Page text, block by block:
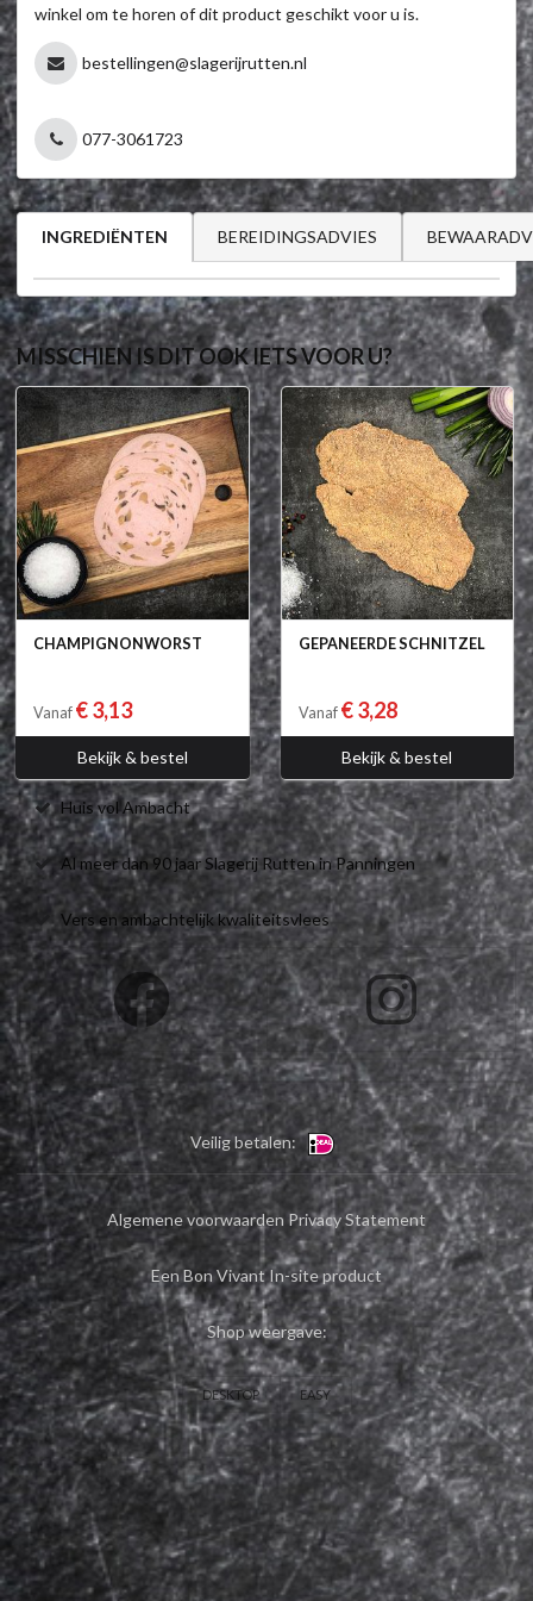
winkel om te horen of dit product geschikt voor u is.
bestellingen@slagerijrutten.nl
077-3061723
INGREDIËNTEN BEREIDINGSADVIES
MISSCHIEN IS DIT OOK IETS VOOR U?
CHAMPIGNONWORST
Vanaf € 3,13
Bekijk & bestel
GEPANEERDE SCHNITZEL
Vanaf € 3,28
Bekijk & bestel
Huis vol Ambacht
Al meer dan 90 jaar Slagerij Rutten in Panningen
Vers en ambachtelijk kwaliteitsvlees
Veilig betalen:
Algemene voorwaarden Privacy Statement
Een Bon Vivant In-site product
Shop weergave:
DESKTOP EASY